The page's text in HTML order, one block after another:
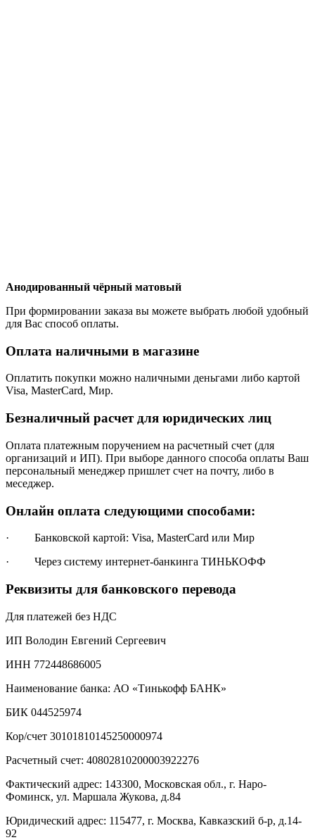
Анодированный чёрный матовый
При формировании заказа вы можете выбрать любой удобный
для Вас способ оплаты.
Оплата наличными в магазине
Оплатить покупки можно наличными деньгами либо картой
Visa, MasterCard, Мир.
Безналичный расчет для юридических лиц
Оплата платежным поручением на расчетный счет (для
организаций и ИП). При выборе данного способа оплаты Ваш
персональный менеджер пришлет счет на почту, либо в
меседжер.
Онлайн оплата следующими способами:
· Банковской картой: Visa, MasterCard или Мир
· Через систему интернет-банкинга ТИНЬКОФФ
Реквизиты для банковского перевода
Для платежей без НДС
ИП Володин Евгений Сергеевич
ИНН 772448686005
Наименование банка: АО «Тинькофф БАНК»
БИК 044525974
Кор/счет 30101810145250000974
Расчетный счет: 40802810200003922276
Фактический адрес: 143300, Московская обл., г. Наро-
Фоминск, ул. Маршала Жукова, д.84
Юридический адрес: 115477, г. Москва, Кавказский б-р, д.14-
92